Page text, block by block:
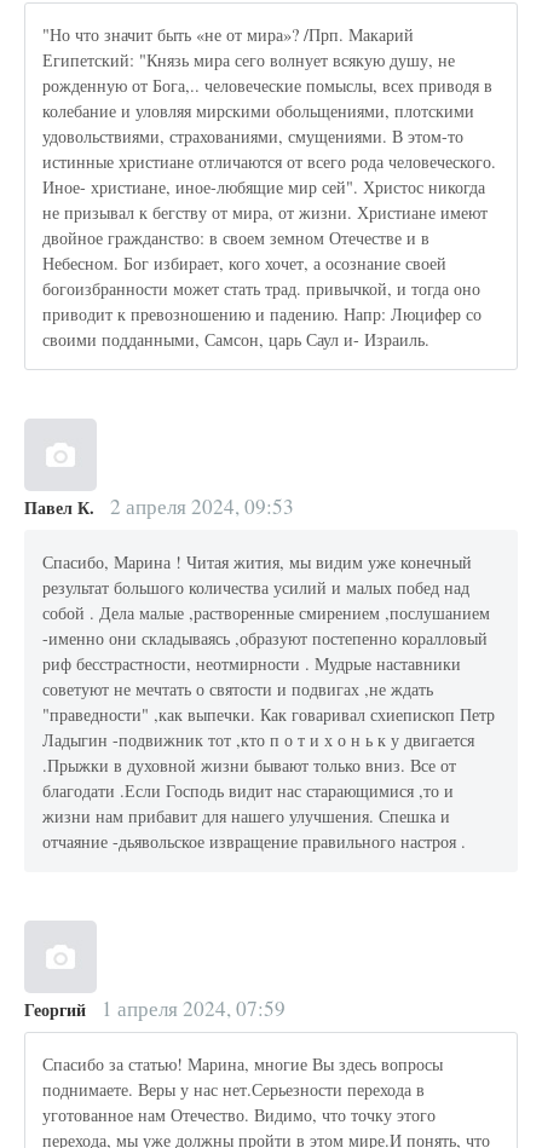
"Но что значит быть «не от мира»? /Прп. Макарий
Египетский: "Князь мира сего волнует всякую душу, не
рожденную от Бога,.. человеческие помыслы, всех приводя в
колебание и уловляя мирскими обольщениями, плотскими
удовольствиями, страхованиями, смущениями. В этом-то
истинные христиане отличаются от всего рода человеческого.
Иное- христиане, иное-любящие мир сей". Христос никогда
не призывал к бегству от мира, от жизни. Христиане имеют
двойное гражданство: в своем земном Отечестве и в
Небесном. Бог избирает, кого хочет, а осознание своей
богоизбранности может стать трад. привычкой, и тогда оно
приводит к превозношению и падению. Напр: Люцифер со
своими подданными, Самсон, царь Саул и- Израиль.
Павел К. 2 апреля 2024, 09:53
Спасибо, Марина ! Читая жития, мы видим уже конечный
результат большого количества усилий и малых побед над
собой . Дела малые ,растворенные смирением ,послушанием
-именно они складываясь ,образуют постепенно коралловый
риф бесстрастности, неотмирности . Мудрые наставники
советуют не мечтать о святости и подвигах ,не ждать
"праведности" ,как выпечки. Как говаривал схиепископ Петр
Ладыгин -подвижник тот ,кто п о т и х о н ь к у двигается
.Прыжки в духовной жизни бывают только вниз. Все от
благодати .Если Господь видит нас старающимися ,то и
жизни нам прибавит для нашего улучшения. Спешка и
отчаяние -дьявольское извращение правильного настроя .
Георгий 1 апреля 2024, 07:59
Спасибо за статью! Марина, многие Вы здесь вопросы
поднимаете. Веры у нас нет.Серьезности перехода в
уготованное нам Отечество. Видимо, что точку этого
перехода, мы уже должны пройти в этом мире.И понять, что